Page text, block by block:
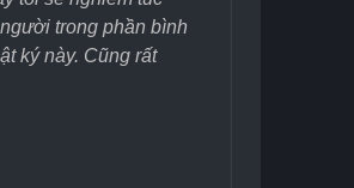
trong phần bình
ký này. Cũng rất